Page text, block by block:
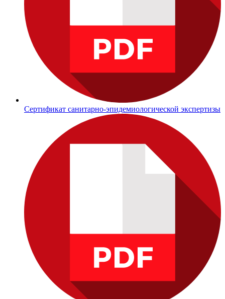
Сертификат санитарно-эпидемиологической экспертизы